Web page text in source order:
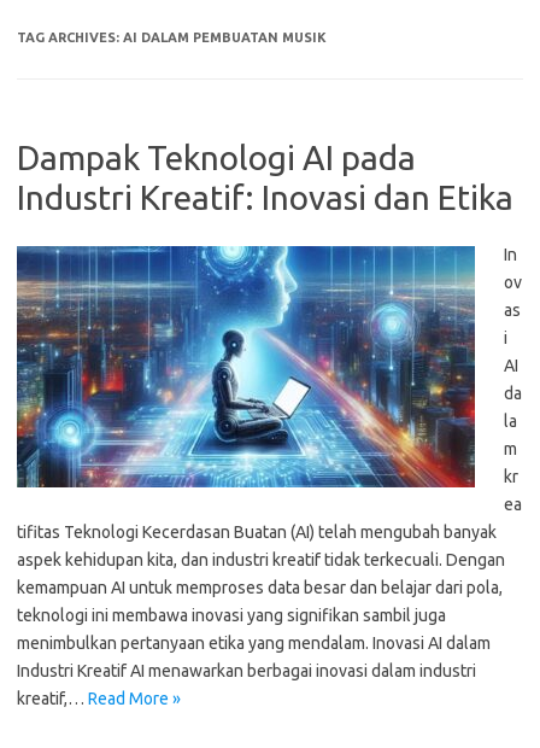
TAG ARCHIVES: AI DALAM PEMBUATAN MUSIK
Dampak Teknologi AI pada
Industri Kreatif: Inovasi dan Etika
In
ov
as
i
AI
da
la
m
kr
ea
tifitas Teknologi Kecerdasan Buatan (AI) telah mengubah banyak
aspek kehidupan kita, dan industri kreatif tidak terkecuali. Dengan
kemampuan AI untuk memproses data besar dan belajar dari pola,
teknologi ini membawa inovasi yang signifikan sambil juga
menimbulkan pertanyaan etika yang mendalam. Inovasi AI dalam
Industri Kreatif AI menawarkan berbagai inovasi dalam industri
kreatif,… Read More »